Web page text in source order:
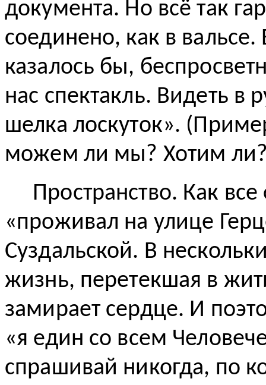
документа. Но всё так
соединено, как в
казалось бы,
нас спектакль. Видеть в
шелка лоскуток».
можем ли мы? Хотим
Пространство. Как
«проживал на улице
Суздальской. В
жизнь, перетекшая в
замирает сердце. И
«я един со всем
спрашивай никогда, по